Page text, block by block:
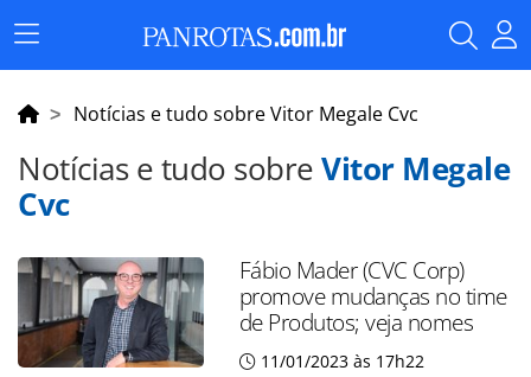
Menu
Principal
Notícias e tudo sobre Vitor Megale Cvc
Notícias e tudo sobreVitor Megale
Cvc
Fábio Mader (CVC Corp)
promove mudanças no time
de Produtos; veja nomes
11/01/2023 às 17h22